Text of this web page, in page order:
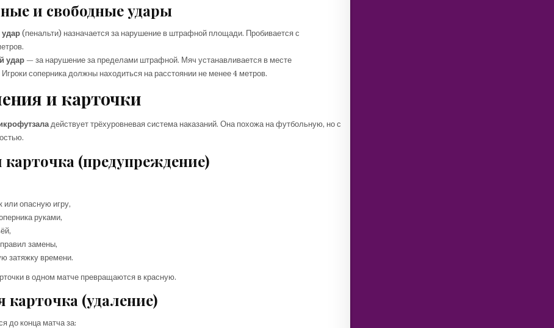
и свободные удары
(пенальти) назначается за нарушение в штрафной площади. Пробивается с
удар — за нарушение за пределами штрафной. Мяч устанавливается в месте
соперника должны находиться на расстоянии не менее 4 метров.
и карточки
действует трёхуровневая система наказаний. Она похожа на футбольную, но с
(предупреждение)
или опасную игру,
руками,
замены,
затяжку времени.
в одном матче превращаются в красную.
карточка (удаление)
до конца матча за: